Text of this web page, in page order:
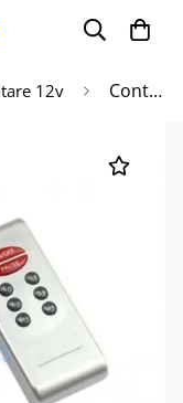
12v Controller RGB 30A RF